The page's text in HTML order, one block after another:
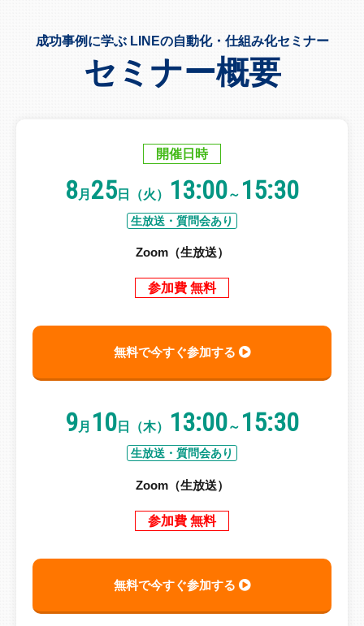
成功事例に学ぶ LINEの自動化・仕組み化セミナー
セミナー概要
開催日時
8月 25 日（火） 13:00～ 15:30
生放送・質問会あり
Zoom（生放送）
参加費 無料
無料で今すぐ参加する
9月 10 日（木） 13:00～ 15:30
生放送・質問会あり
Zoom（生放送）
参加費 無料
無料で今すぐ参加する